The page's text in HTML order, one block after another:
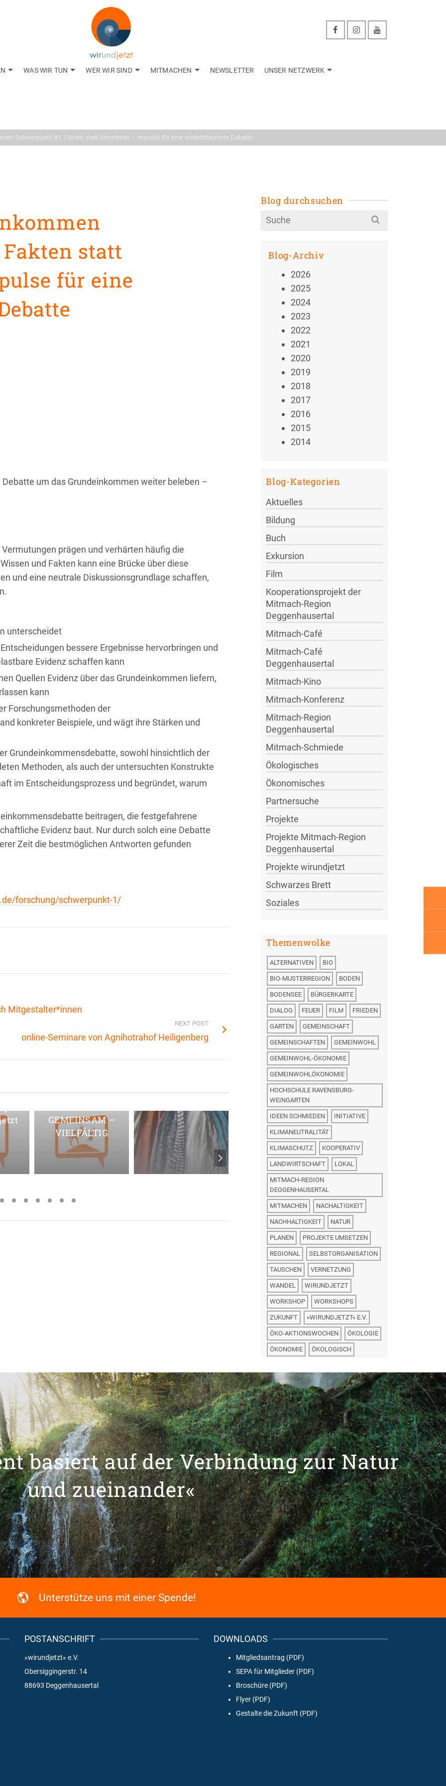
WAS WIR TUN WER WIR SIND MITMACHEN NEWSLETTER UNSER NETZWERK
aus dem Netzwerk
Schwerpunkt #1: Fakten statt Annahmen – Impulse für eine evidenzbasierte Debatte
statt
für eine
um das Grundeinkommen weiter beleben –
prägen und verhärten häufig die
und Fakten kann eine Brücke über diese
und eine neutrale Diskussionsgrundlage schaffen,
unterscheidet
bessere Ergebnisse hervorbringen und
Evidenz schaffen kann
Quellen Evidenz über das Grundeinkommen liefern,
kann
Forschungsmethoden der
konkreter Beispiele, und wägt ihre Stärken und
Grundeinkommensdebatte, sowohl hinsichtlich der
Methoden, als auch der untersuchten Konstrukte
im Entscheidungsprozess und begründet, warum
beitragen, die festgefahrene
Evidenz baut. Nur durch solch eine Debatte
Zeit die bestmöglichen Antworten gefunden
forschung/schwerpunkt-1/
Mitgestalter*innen
NEXT POST
online-Seminare von Agnihotrahof Heiligenberg
Du
GEMEINSAM –
VIELFÄLTIG
Ein Mini-
zwischendurch
einfach
Workeer – die
größte
Jobplattform für
Geflüchtete
Bürgerkarte in
Überlingen
Blog durchsuchen
Search
for:
Blog-Archiv
2026
2025
2024
2023
2022
2021
2020
2019
2018
2017
2016
2015
2014
Blog-Kategorien
Aktuelles
Bildung
Buch
Exkursion
Film
Kooperationsprojekt der
Mitmach-Region
Deggenhausertal
Mitmach-Café
Mitmach-Café
Deggenhausertal
Mitmach-Kino
Mitmach-Konferenz
Mitmach-Region
Deggenhausertal
Mitmach-Schmiede
Ökologisches
Ökonomisches
Partnersuche
Projekte
Projekte Mitmach-Region
Deggenhausertal
Projekte wirundjetzt
Schwarzes Brett
Soziales
Themenwolke
ALTERNATIVEN BIO
BIO-MUSTERREGION BODEN
BODENSEE BÜRGERKARTE
DIALOG FEUER FILM FRIEDEN
GARTEN GEMEINSCHAFT
GEMEINSCHAFTEN GEMEINWOHL
GEMEINWOHL-ÖKONOMIE
GEMEINWOHLÖKONOMIE
HOCHSCHULE RAVENSBURG-
WEINGARTEN
IDEEN SCHMIEDEN INITIATIVE
KLIMANEUTRALITÄT
KLIMASCHUTZ KOOPERATIV
LANDWIRTSCHAFT LOKAL
MITMACH-REGION
DEGGENHAUSERTAL
MITMACHEN NACHALTIGKEIT
NACHHALTIGKEIT NATUR
PLANEN PROJEKTE UMSETZEN
REGIONAL SELBSTORGANISATION
TAUSCHEN VERNETZUNG
WANDEL WIRUNDJETZT
WORKSHOP WORKSHOPS
ZUKUNFT »WIRUNDJETZT« E.V.
ÖKO-AKTIONSWOCHEN ÖKOLOGIE
ÖKONOMIE ÖKOLOGISCH
basiert auf der Verbindung zur Natur
und zueinander«
Unterstütze uns mit einer Spende!
POSTANSCHRIFT
»wirundjetzt« e.V.
Obersiggingerstr. 14
88693 Deggenhausertal
DOWNLOADS
Mitgliedsantrag (PDF)
SEPA für Mitglieder (PDF)
Broschüre (PDF)
Flyer (PDF)
Gestalte die Zukunft (PDF)